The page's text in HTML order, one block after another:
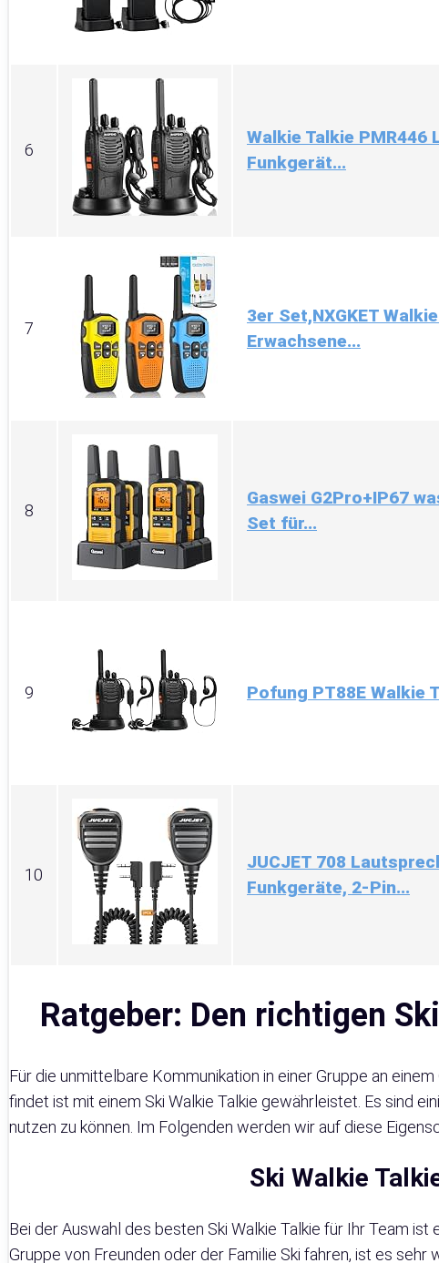
6
Walkie Talkie
Funkgerät...
7
3er Set,NXGKET
Erwachsene...
8
Gaswei G2Pro+IP67
Set für...
9 Pofung PT88E Walkie
10
JUCJET 708
Funkgeräte, 2-Pin...
Ratgeber: Den richtigen
Für die unmittelbare Kommunikation in einer Gruppe an
findet ist mit einem Ski Walkie Talkie gewährleistet. Es sind
nutzen zu können. Im Folgenden werden wir auf diese
Ski Walkie
Bei der Auswahl des besten Ski Walkie Talkie für Ihr Team
Gruppe von Freunden oder der Familie Ski fahren, ist es